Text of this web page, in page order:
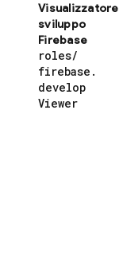
Visualizzatore
sviluppo
Firebase
roles/
firebase .
develop
Viewer